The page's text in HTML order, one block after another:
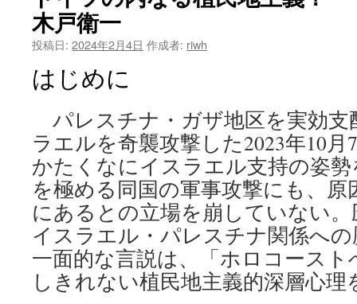
木戸衛一
投稿日: 2024年2月4日 作成者: riwh
はじめに
パレスチナ・ガザ地区を実効
ラエルを奇襲攻撃した2023年10
かたくなにイスラエル支持の姿
を極める同国の軍事攻撃にも、
にあるとの立場を崩していない
イスラエル・パレスチナ関係へ
一面的な言説は、「ホロコース
しきれない植民地主義的深層心